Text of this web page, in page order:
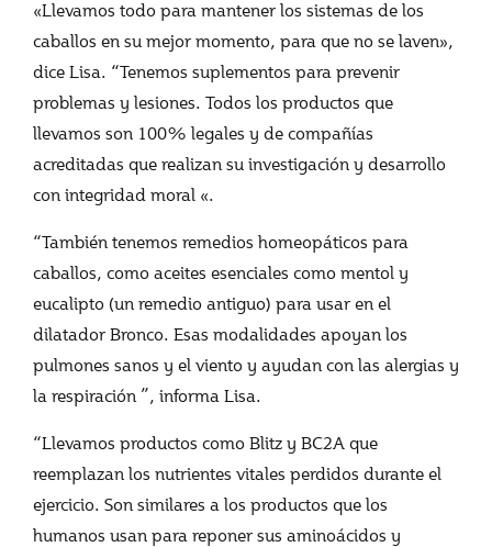
«Llevamos todo para mantener los sistemas de los
caballos en su mejor momento, para que no se laven»,
dice Lisa. “Tenemos suplementos para prevenir
problemas y lesiones. Todos los productos que
llevamos son 100% legales y de compañías
acreditadas que realizan su investigación y desarrollo
con integridad moral «.
“También tenemos remedios homeopáticos para
caballos, como aceites esenciales como mentol y
eucalipto (un remedio antiguo) para usar en el
dilatador Bronco. Esas modalidades apoyan los
pulmones sanos y el viento y ayudan con las alergias y
la respiración ”, informa Lisa.
“Llevamos productos como Blitz y BC2A que
reemplazan los nutrientes vitales perdidos durante el
ejercicio. Son similares a los productos que los
humanos usan para reponer sus aminoácidos y